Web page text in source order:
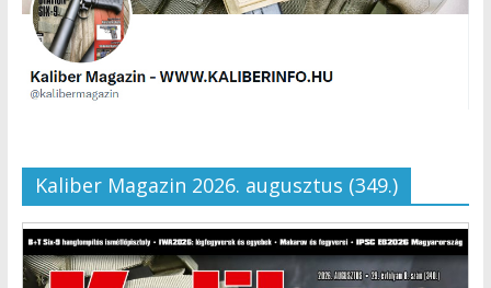
Kaliber Magazin 2026. augusztus (349.)